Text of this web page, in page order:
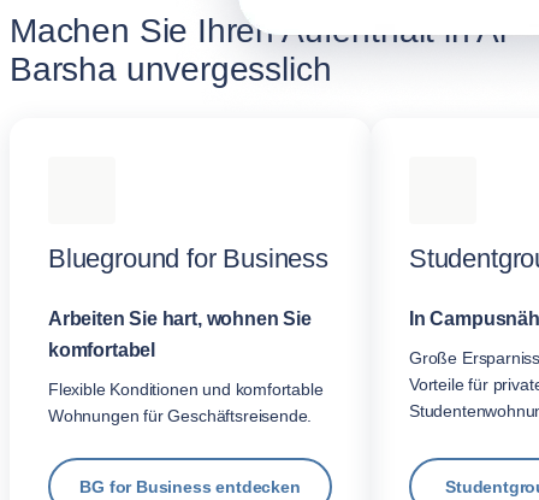
Machen Sie Ihren Aufenthalt in Al
Barsha unvergesslich
Blueground for Business
Arbeiten Sie hart, wohnen Sie
komfortabel
Flexible Konditionen und komfortable
Wohnungen für Geschäftsreisende.
BG for Business entdecken
In
Große
Vorteile für